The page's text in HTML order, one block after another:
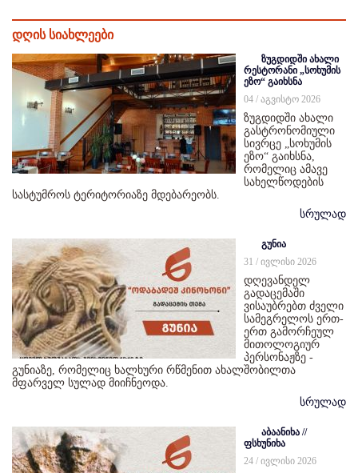
დღის სიახლეები
ზუგდიდში ახალი
რესტორანი „სოხუმის
ეზო“ გაიხსნა
04 / აგვისტო 2026
ზუგდიდში ახალი
გასტრონომიული
სივრცე „სოხუმის
ეზო“ გაიხსნა,
რომელიც ამავე
სახელწოდების
სასტუმროს ტერიტორიაზე მდებარეობს.
სრულად
გუნია
31 / ივლისი 2026
დღევანდელ
გადაცემაში
ვისაუბრებთ ძველი
სამეგრელოს ერთ-
ერთ გამორჩეულ
მითოლოგიურ
პერსონაჟზე -
გუნიაზე, რომელიც ხალხური რწმენით ახალშობილთა
მფარველ სულად მიიჩნეოდა.
სრულად
აბაანიხა //
ფსხუნიხა
24 / ივლისი 2026